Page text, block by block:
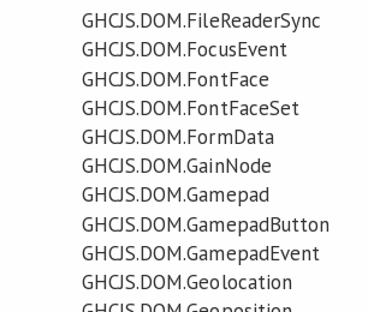
GHCJS.DOM.FileReaderSync
GHCJS.DOM.FocusEvent
GHCJS.DOM.FontFace
GHCJS.DOM.FontFaceSet
GHCJS.DOM.FormData
GHCJS.DOM.GainNode
GHCJS.DOM.Gamepad
GHCJS.DOM.GamepadButton
GHCJS.DOM.GamepadEvent
GHCJS.DOM.Geolocation